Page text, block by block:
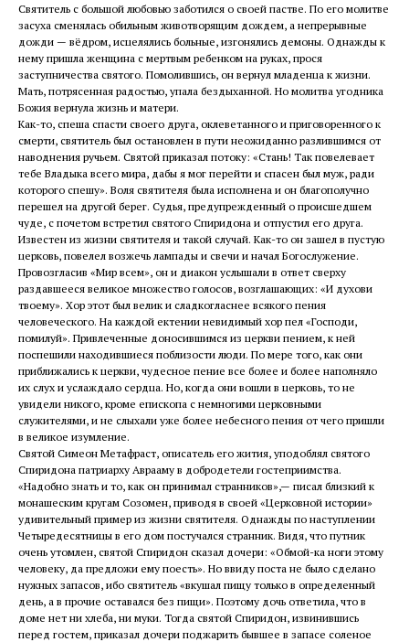
Святитель с большой любовью заботился о своей пастве. По его молитве
засуха сменялась обильным животворящим дождем, а непрерывные
дожди — вёдром, исцелялись больные, изгонялись демоны. Однажды к
нему пришла женщина с мертвым ребенком на руках, прося
заступничества святого. Помолившись, он вернул младенца к жизни.
Мать, потрясенная радостью, упала бездыханной. Но молитва угодника
Божия вернула жизнь и матери.
Как-то, спеша спасти своего друга, оклеветанного и приговоренного к
смерти, святитель был остановлен в пути неожиданно разлившимся от
наводнения ручьем. Святой приказал потоку: «Стань! Так повелевает
тебе Владыка всего мира, дабы я мог перейти и спасен был муж, ради
которого спешу». Воля святителя была исполнена и он благополучно
перешел на другой берег. Судья, предупрежденный о происшедшем
чуде, с почетом встретил святого Спиридона и отпустил его друга.
Известен из жизни святителя и такой случай. Как-то он зашел в пустую
церковь, повелел возжечь лампады и свечи и начал Богослужение.
Провозгласив «Мир всем», он и диакон услышали в ответ сверху
раздавшееся великое множество голосов, возглашающих: «И духови
твоему». Хор этот был велик и сладкогласнее всякого пения
человеческого. На каждой ектении невидимый хор пел «Господи,
помилуй». Привлеченные доносившимся из церкви пением, к ней
поспешили находившиеся поблизости люди. По мере того, как они
приближались к церкви, чудесное пение все более и более наполняло
их слух и услаждало сердца. Но, когда они вошли в церковь, то не
увидели никого, кроме епископа с немногими церковными
служителями, и не слыхали уже более небесного пения от чего пришли
в великое изумление.
Святой Симеон Метафраст, описатель его жития, уподоблял святого
Спиридона патриарху Аврааму в добродетели гостеприимства.
«Надобно знать и то, как он принимал странников»,— писал близкий к
монашеским кругам Созомен, приводя в своей «Церковной истории»
удивительный пример из жизни святителя. Однажды по наступлении
Четыредесятницы в его дом постучался странник. Видя, что путник
очень утомлен, святой Спиридон сказал дочери: «Обмой-ка ноги этому
человеку, да предложи ему поесть». Но ввиду поста не было сделано
нужных запасов, ибо святитель «вкушал пищу только в определенный
день, а в прочие оставался без пищи». Поэтому дочь ответила, что в
доме нет ни хлеба, ни муки. Тогда святой Спиридон, извинившись
перед гостем, приказал дочери поджарить бывшее в запасе соленое